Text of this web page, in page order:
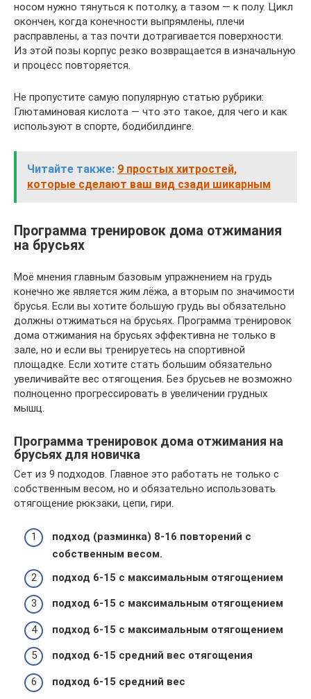
носом нужно тянуться к потолку, а тазом — к полу. Цикл
окончен, когда конечности выпрямлены, плечи
расправлены, а таз почти дотрагивается поверхности.
Из этой позы корпус резко возвращается в изначальную
и процесс повторяется.
Не пропустите самую популярную статью рубрики:
Глютаминовая кислота — что это такое, для чего и как
используют в спорте, бодибилдинге.
Читайте также: 9 простых хитростей,
которые сделают ваш вид сзади шикарным
Программа тренировок дома отжимания
на брусьях
Моё мнения главным базовым упражнением на грудь
конечно же является жим лёжа, а вторым по значимости
брусья. Если вы хотите большую грудь вы обязательно
должны отжиматься на брусьях. Программа тренировок
дома отжимания на брусьях эффективна не только в
зале, но и если вы тренируетесь на спортивной
площадке. Если хотите стать большим обязательно
увеличивайте вес отягощения. Без брусьев не возможно
полноценно прогрессировать в увеличении грудных
мышц.
Программа тренировок дома отжимания на
брусьях для новичка
Сет из 9 подходов. Главное это работать не только с
собственным весом, но и обязательно использовать
отягощение рюкзаки, цепи, гири.
подход (разминка) 8-16 повторений с
собственным весом.
подход 6-15 с максимальным отягощением
подход 6-15 с максимальным отягощением
подход 6-15 с максимальным отягощением
подход 6-15 средний вес отягощения
подход 6-15 средний вес